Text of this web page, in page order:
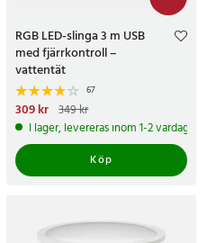
RGB LED-slinga 3 m USB
med fjärrkontroll –
vattentät
67
Nuvarande pris
pris:349 kr
309 kr 349 kr
I lager, levereras inom 1-2 vardagar
Köp